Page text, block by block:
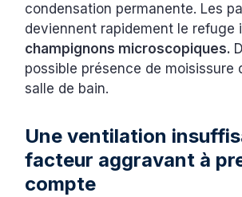
condensation permanente. Les
deviennent rapidement le refuge
champignons microscopiques.
possible présence de moisissure
salle de bain.
Une ventilation
facteur aggravant à
compte